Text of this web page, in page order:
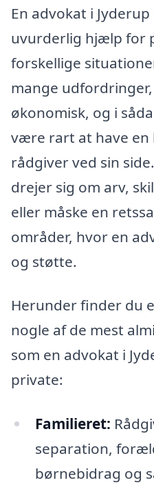
En advokat i
uvurderlig hjælp for
forskellige
mange
økonomisk, og i
være rart at have
rådgiver ved sin
drejer sig om arv,
eller måske en
områder, hvor en
og støtte.
Herunder finder du
nogle af de mest
som en advokat i
private:
Familieret:
separation,
børnebidrag og